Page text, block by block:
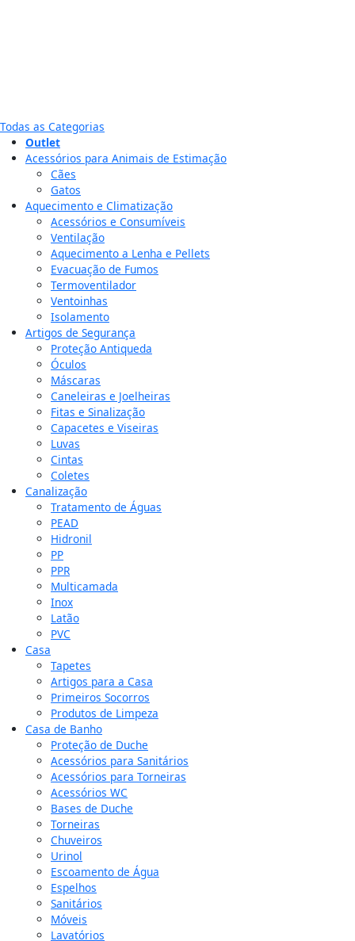
Todas as Categorias
Outlet
Acessórios para Animais de Estimação
Cães
Gatos
Aquecimento e Climatização
Acessórios e Consumíveis
Ventilação
Aquecimento a Lenha e Pellets
Evacuação de Fumos
Termoventilador
Ventoinhas
Isolamento
Artigos de Segurança
Proteção Antiqueda
Óculos
Máscaras
Caneleiras e Joelheiras
Fitas e Sinalização
Capacetes e Viseiras
Luvas
Cintas
Coletes
Canalização
Tratamento de Águas
PEAD
Hidronil
PP
PPR
Multicamada
Inox
Latão
PVC
Casa
Tapetes
Artigos para a Casa
Primeiros Socorros
Produtos de Limpeza
Casa de Banho
Proteção de Duche
Acessórios para Sanitários
Acessórios para Torneiras
Acessórios WC
Bases de Duche
Torneiras
Chuveiros
Urinol
Escoamento de Água
Espelhos
Sanitários
Móveis
Lavatórios